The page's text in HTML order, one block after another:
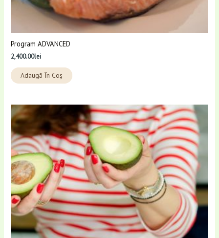
Program ADVANCED
2,400.00lei
Adaugă În Coș